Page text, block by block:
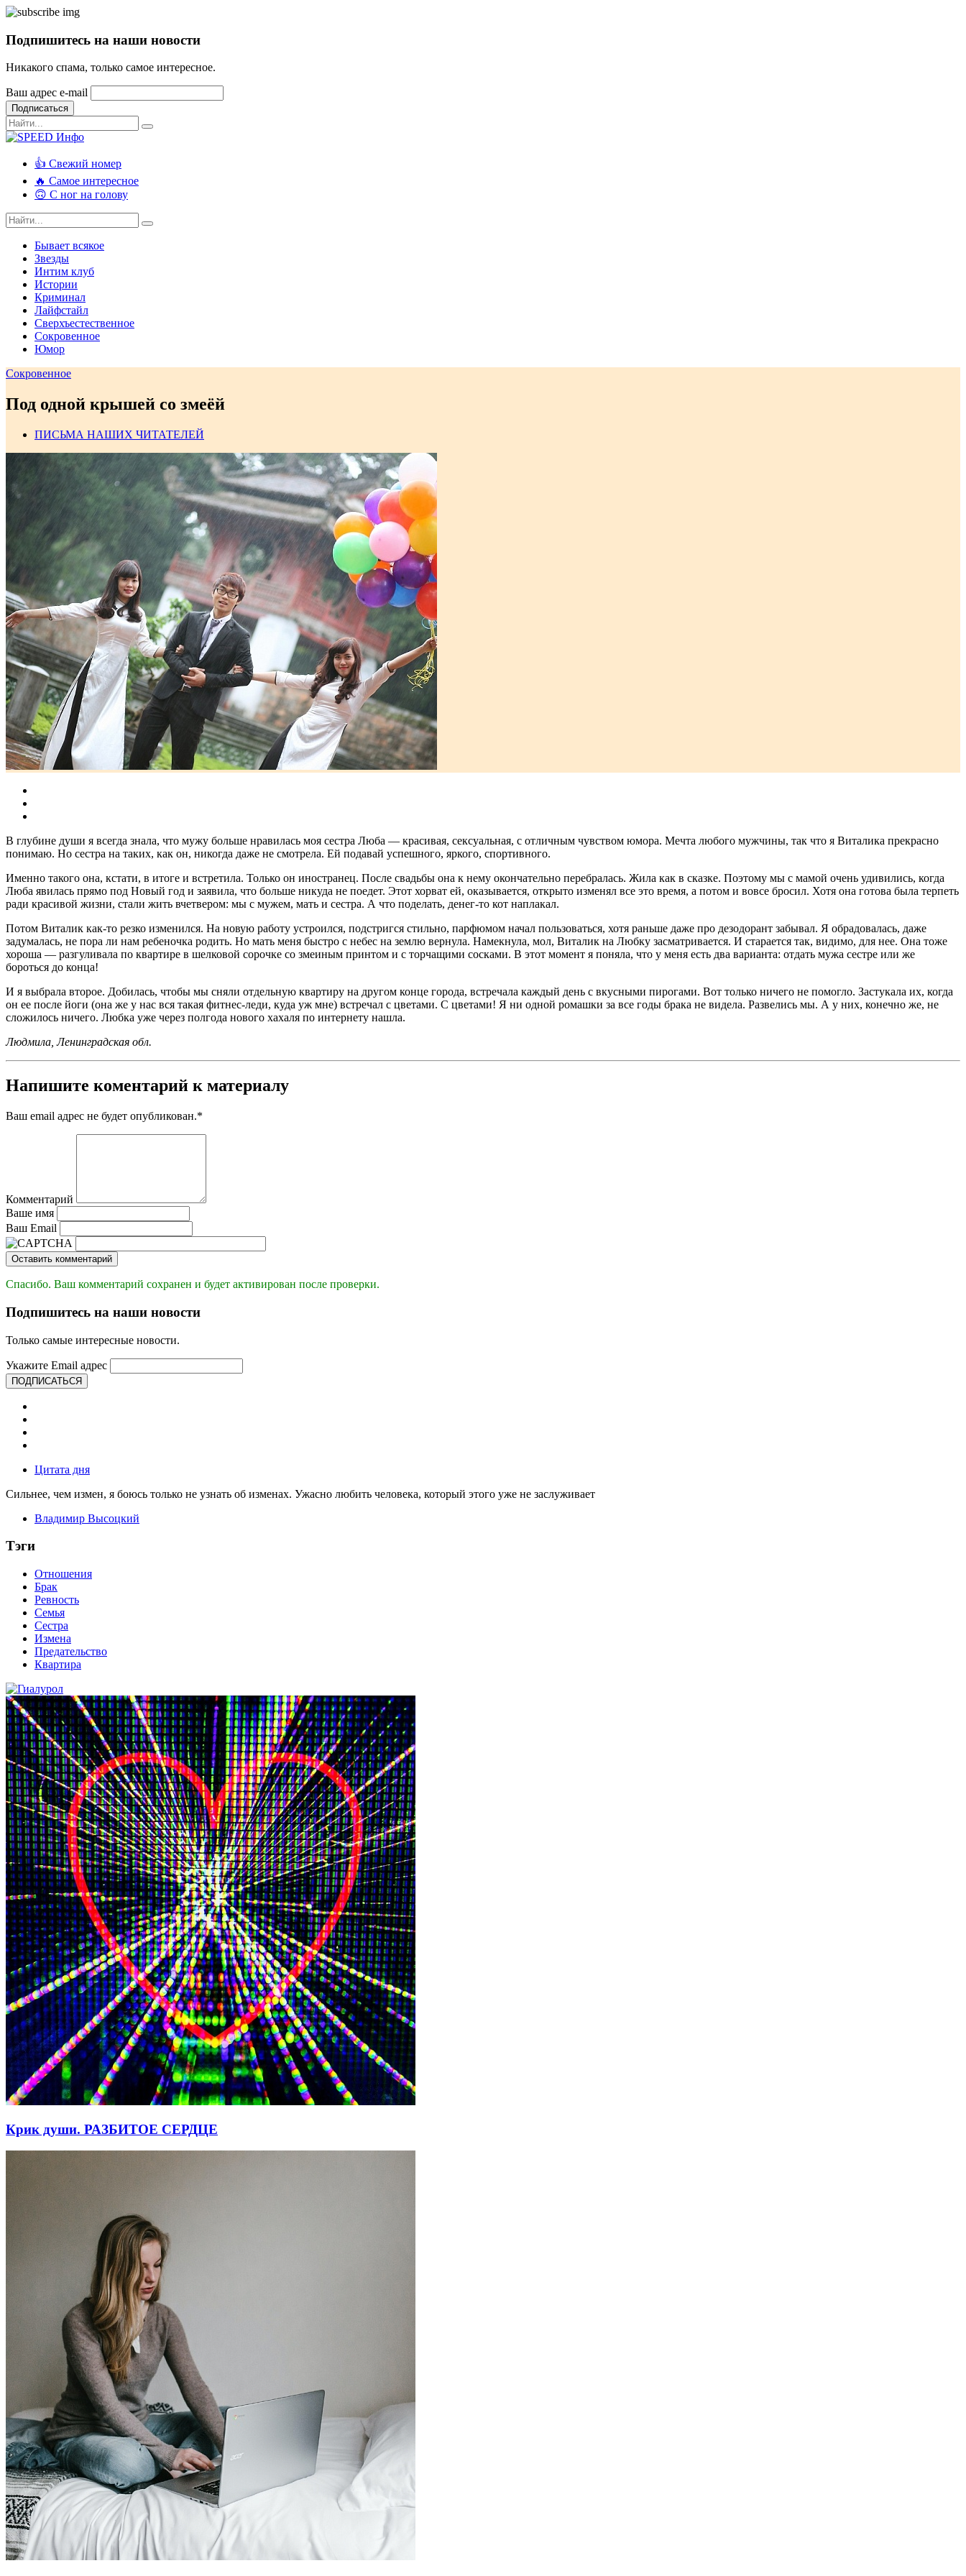
Подпишитесь на наши новости
Никакого спама, только самое интересное.
Ваш адрес e-mail
Подписаться
👍 Свежий номер
🔥 Самое интересное
🙃 С ног на голову
Бывает всякое
Звезды
Интим клуб
Истории
Криминал
Лайфстайл
Сверхъестественное
Сокровенное
Юмор
Сокровенное
Под одной крышей со змеёй
ПИСЬМА НАШИХ ЧИТАТЕЛЕЙ
В глубине души я всегда знала, что мужу больше нравилась моя сестра Люба — красивая, сексуальная, с отличным чувством юмора. Мечта любого мужчины, так что я Виталика прекрасно
понимаю. Но сестра на таких, как он, никогда даже не смотрела. Ей подавай успешного, яркого, спортивного.
Именно такого она, кстати, в итоге и встретила. Только он иностранец. После свадьбы она к нему окончательно перебралась. Жила как в сказке. Поэтому мы с мамой очень удивились, когда
Люба явилась прямо под Новый год и заявила, что больше никуда не поедет. Этот хорват ей, оказывается, открыто изменял все это время, а потом и вовсе бросил. Хотя она готова была терпеть
ради красивой жизни, стали жить вчетвером: мы с мужем, мать и сестра. А что поделать, денег-то кот наплакал.
Потом Виталик как-то резко изменился. На новую работу устроился, подстригся стильно, парфюмом начал пользоваться, хотя раньше даже про дезодорант забывал. Я обрадовалась, даже
задумалась, не пора ли нам ребеночка родить. Но мать меня быстро с небес на землю вернула. Намекнула, мол, Виталик на Любку засматривается. И старается так, видимо, для нее. Она тоже
хороша — разгуливала по квартире в шелковой сорочке со змеиным принтом и с торчащими сосками. В этот момент я поняла, что у меня есть два варианта: отдать мужа сестре или же
бороться до конца!
И я выбрала второе. Добилась, чтобы мы сняли отдельную квартиру на другом конце города, встречала каждый день с вкусными пирогами. Вот только ничего не помогло. Застукала их, когда
он ее после йоги (она же у нас вся такая фитнес-леди, куда уж мне) встречал с цветами. С цветами! Я ни одной ромашки за все годы брака не видела. Развелись мы. А у них, конечно же, не
сложилось ничего. Любка уже через полгода нового хахаля по интернету нашла.
Людмила, Ленинградская обл.
Напишите коментарий к материалу
Ваш email адрес не будет опубликован.*
Комментарий
Ваше имя
Ваш Email
Оставить комментарий
Спасибо. Ваш комментарий сохранен и будет активирован после проверки.
Подпишитесь на наши новости
Только самые интересные новости.
Укажите Email адрес
ПОДПИСАТЬСЯ
Цитата дня
Сильнее, чем измен, я боюсь только не узнать об изменах. Ужасно любить человека, который этого уже не заслуживает
Владимир Высоцкий
Тэги
Отношения
Брак
Ревность
Семья
Сестра
Измена
Предательство
Квартира
Крик души. РАЗБИТОЕ СЕРДЦЕ